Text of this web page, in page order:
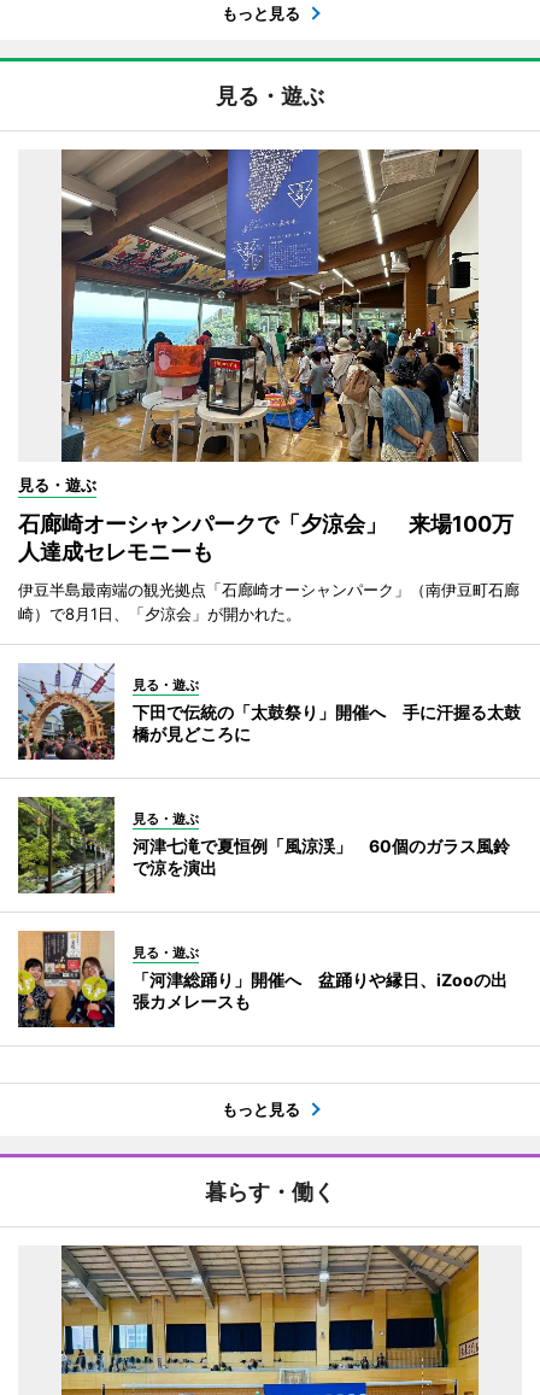
もっと見る
見る・遊ぶ
見る・遊ぶ
石廊崎オーシャンパークで「夕涼会」 来場100万
人達成セレモニーも
伊豆半島最南端の観光拠点「石廊崎オーシャンパーク」（南伊豆町石廊
崎）で8月1日、「夕涼会」が開かれた。
見る・遊ぶ
下田で伝統の「太鼓祭り」開催へ 手に汗握る太鼓
橋が見どころに
見る・遊ぶ
河津七滝で夏恒例「風涼渓」 60個のガラス風鈴
で涼を演出
見る・遊ぶ
「河津総踊り」開催へ 盆踊りや縁日、iZooの出
張カメレースも
もっと見る
暮らす・働く